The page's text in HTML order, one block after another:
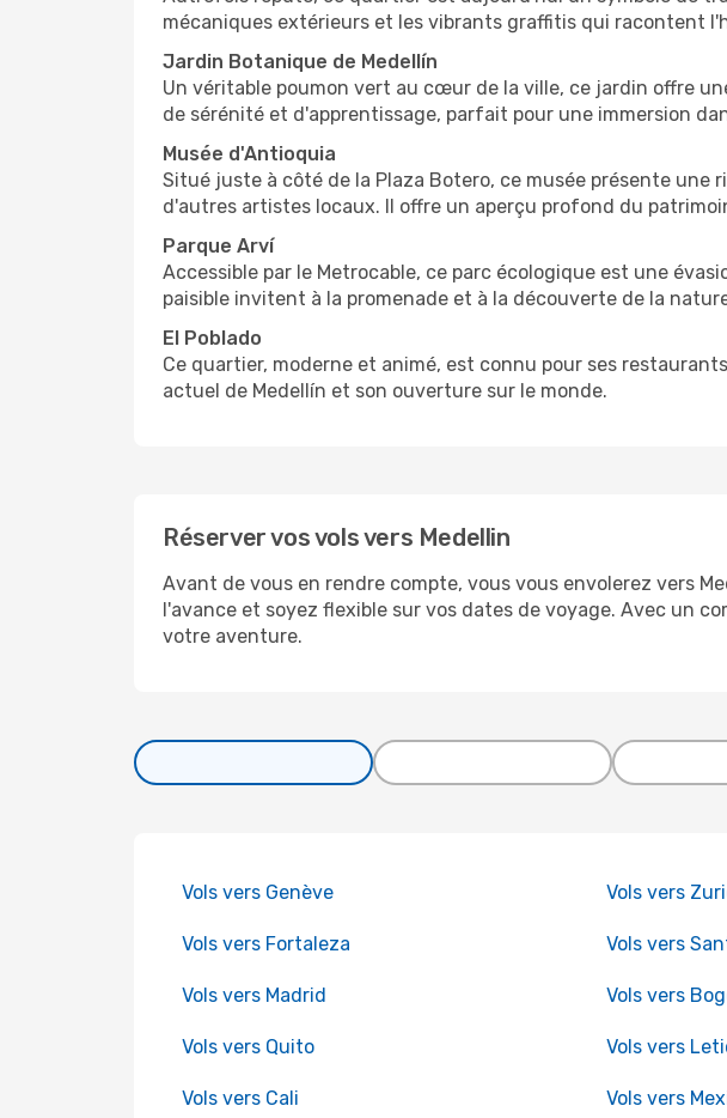
mécaniques extérieurs et les vibrants graffitis qui racontent
Jardin Botanique de Medellín
Un véritable poumon vert au cœur de la ville, ce jardin offre
de sérénité et d'apprentissage, parfait pour une immersion
Musée d'Antioquia
Situé juste à côté de la Plaza Botero, ce musée présente
d'autres artistes locaux. Il offre un aperçu profond du
Parque Arví
Accessible par le Metrocable, ce parc écologique est une
paisible invitent à la promenade et à la découverte de la
El Poblado
Ce quartier, moderne et animé, est connu pour ses
actuel de Medellín et son ouverture sur le monde.
Réserver vos vols vers Medellin
Avant de vous en rendre compte, vous vous envolerez vers
l'avance et soyez flexible sur vos dates de voyage. Avec un
votre aventure.
Vols vers Genève Vols vers
Vols vers Fortaleza Vols vers
Vols vers Madrid Vols vers
Vols vers Quito Vols vers
Vols vers Cali Vols vers